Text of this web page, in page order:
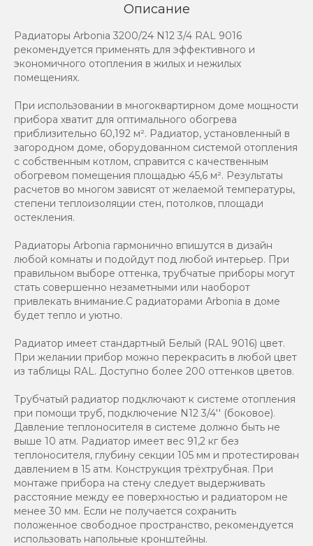
Описание
Радиаторы Arbonia 3200/24 N12 3/4 RAL 9016
рекомендуется применять для эффективного и
экономичного отопления в жилых и нежилых
помещениях.
При использовании в многоквартирном доме мощности
прибора хватит для оптимального обогрева
приблизительно 60,192 м². Радиатор, установленный в
загородном доме, оборудованном системой отопления
с собственным котлом, справится с качественным
обогревом помещения площадью 45,6 м². Результаты
расчетов во многом зависят от желаемой температуры,
степени теплоизоляции стен, потолков, площади
остекления.
Радиаторы Arbonia гармонично впишутся в дизайн
любой комнаты и подойдут под любой интерьер. При
правильном выборе оттенка, трубчатые приборы могут
стать совершенно незаметными или наоборот
привлекать внимание.С радиаторами Аrbonia в доме
будет тепло и уютно.
Радиатор имеет стандартный Белый (RAL 9016) цвет.
При желании прибор можно перекрасить в любой цвет
из таблицы RAL. Доступно более 200 оттенков цветов.
Трубчатый радиатор подключают к системе отопления
при помощи труб, подключение N12 3/4'' (боковое).
Давление теплоносителя в системе должно быть не
выше 10 атм. Радиатор имеет вес 91,2 кг без
теплоносителя, глубину секции 105 мм и протестирован
давлением в 15 атм. Конструкция трёхтрубная. При
монтаже прибора на стену следует выдерживать
расстояние между ее поверхностью и радиатором не
менее 30 мм. Если не получается сохранить
положенное свободное пространство, рекомендуется
использовать напольные кронштейны.